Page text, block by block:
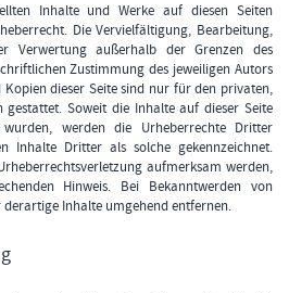
Inhalte und Werke auf diesen Seiten
Die Vervielfältigung, Bearbeitung,
Verwertung außerhalb der Grenzen des
Zustimmung des jeweiligen Autors
Kopien dieser Seite sind nur für den privaten,
gestattet. Soweit die Inhalte auf dieser Seite
werden die Urheberrechte Dritter
Inhalte Dritter als solche gekennzeichnet.
aufmerksam werden,
Hinweis. Bei Bekanntwerden von
derartige Inhalte umgehend entfernen.